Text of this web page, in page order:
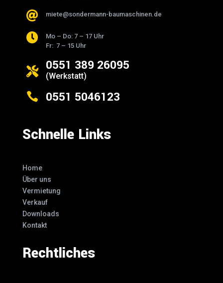
 miete@sondermann-baumaschinen.de

Mo – Do: 7 – 17 Uhr
Fr: 7 – 15 Uhr
 0551 389 26095
(Werkstatt)
 0551 5046123
Schnelle Links
Home
Über uns
Vermietung
Verkauf
Downloads
Kontakt
Rechtliches